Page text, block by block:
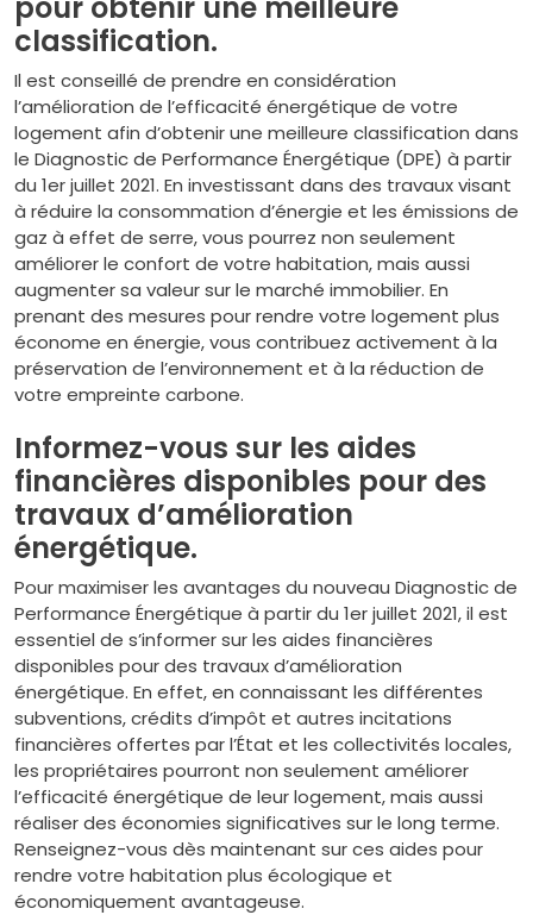
classification.
Il est conseillé de prendre en considération
l’amélioration de l’efficacité énergétique de votre
logement afin d’obtenir une meilleure classification dans
le Diagnostic de Performance Énergétique (DPE) à partir
du 1er juillet 2021. En investissant dans des travaux visant
à réduire la consommation d’énergie et les émissions de
gaz à effet de serre, vous pourrez non seulement
améliorer le confort de votre habitation, mais aussi
augmenter sa valeur sur le marché immobilier. En
prenant des mesures pour rendre votre logement plus
économe en énergie, vous contribuez activement à la
préservation de l’environnement et à la réduction de
votre empreinte carbone.
Informez-vous sur les aides
financières disponibles pour des
travaux d’amélioration
énergétique.
Pour maximiser les avantages du nouveau Diagnostic de
Performance Énergétique à partir du 1er juillet 2021, il est
essentiel de s’informer sur les aides financières
disponibles pour des travaux d’amélioration
énergétique. En effet, en connaissant les différentes
subventions, crédits d’impôt et autres incitations
financières offertes par l’État et les collectivités locales,
les propriétaires pourront non seulement améliorer
l’efficacité énergétique de leur logement, mais aussi
réaliser des économies significatives sur le long terme.
Renseignez-vous dès maintenant sur ces aides pour
rendre votre habitation plus écologique et
économiquement avantageuse.